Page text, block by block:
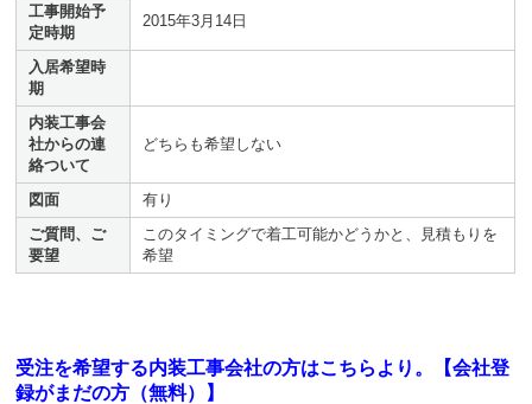
工事開始予
定時期
2015年3月14日
入居希望時
期
内装工事会
社からの連
絡ついて
どちらも希望しない
図面
有り
ご質問、ご
要望
このタイミングで着工可能かどうかと、見積もりを
希望
受注を希望する内装工事会社の方はこちらより。【会社登
録がまだの方（無料）】